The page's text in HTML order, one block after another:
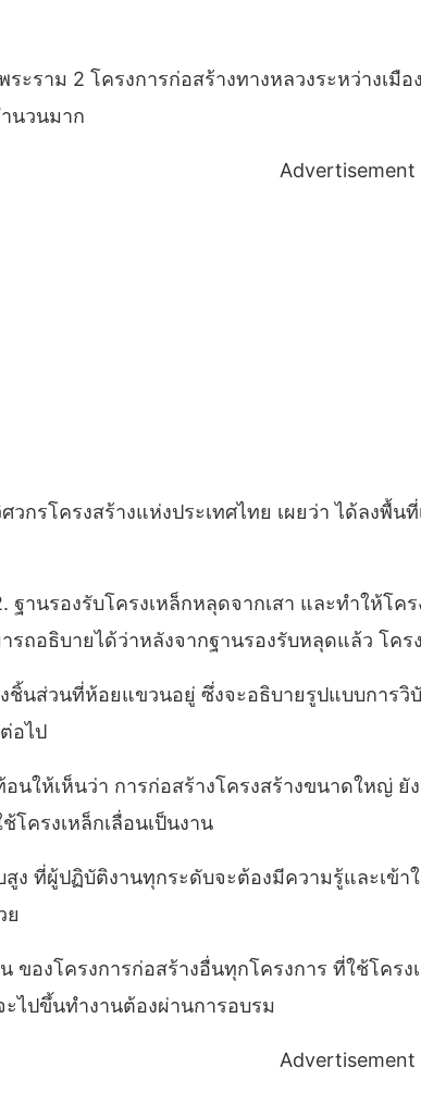
ะราม 2 โครงการก่อสร้างทางหลวงระหว่างเ
นวนมาก
Advertisement
กรโครงสร้างแห่งประเทศไทย เผยว่า ได้ลงพื้
ฐานรองรับโครงเหล็กหลุดจากเสา และทำใ
รถอธิบายได้ว่าหลังจากฐานรองรับหลุดแล้ว โค
ชิ้นส่วนที่ห้อยแขวนอยู่ ซึ่งจะอธิบายรูปแบบการ
อไป
นให้เห็นว่า การก่อสร้างโครงสร้างขนาดใหญ่
ครงเหล็กเลื่อนเป็นงาน
ที่ผู้ปฏิบัติงานทุกระดับจะต้องมีความรู้และเข้า
ย
ของโครงการก่อสร้างอื่นทุกโครงการ ที่ใช้โค
ไปขึ้นทำงานต้องผ่านการอบรม
Advertisement